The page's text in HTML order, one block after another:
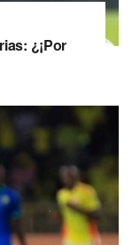
¿¡Por